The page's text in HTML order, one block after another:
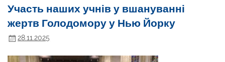
Участь наших учнів у вшануванні
жертв Голодомору у Нью Йорку
28.11.2025